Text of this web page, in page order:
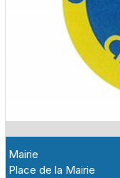
Mairie
Place de la Mairie